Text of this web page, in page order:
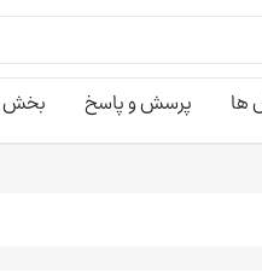
ها پرسش و پاسخ بخش